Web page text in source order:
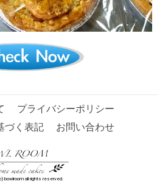
プライバシーポリシー
づく表記
お問い合わせ
bowlroom all rights reserved.